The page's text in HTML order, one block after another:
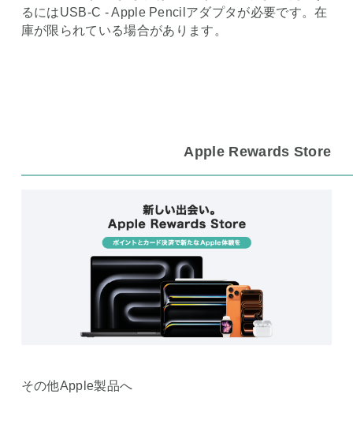
るにはUSB-C - Apple Pencilアダプタが必要です。在
庫が限られている場合があります。
Apple Rewards Store
その他Apple製品へ